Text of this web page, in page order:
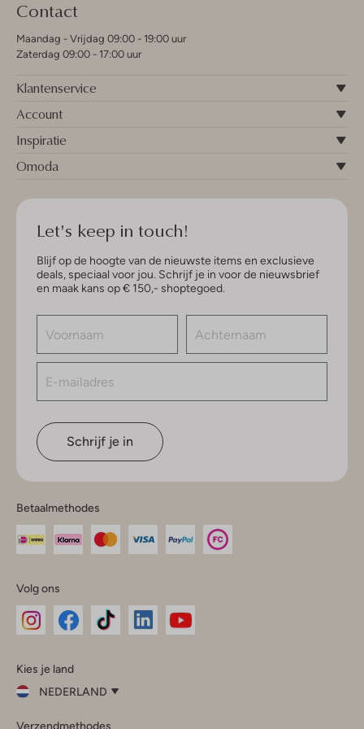
Contact
Maandag - Vrijdag 09:00 - 19:00 uur
Zaterdag 09:00 - 17:00 uur
Klantenservice
Account
Inspiratie
Omoda
Let's keep in touch!
Blijf op de hoogte van de nieuwste items en exclusieve
deals, speciaal voor jou. Schrijf je in voor de nieuwsbrief
en maak kans op € 150,- shoptegoed.
Schrijf je in
Betaalmethodes
Volg ons
InstagramFacebook
Kies je land
NEDERLAND
Verzendmethodes